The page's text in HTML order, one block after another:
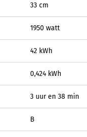
33 cm
1950 watt
42 kWh
0,424 kWh
3 uur en 38 min
B